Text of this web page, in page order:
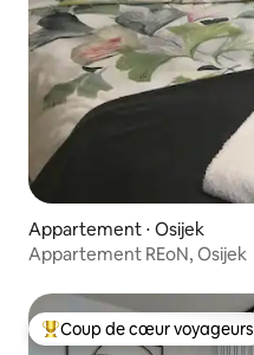
Appartement ⋅ Osijek
Appartement REoN, Osijek
Coups de cœur voyageurs
Coup de cœur voyageurs